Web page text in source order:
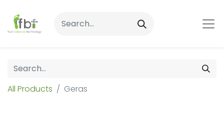
All Products Geras